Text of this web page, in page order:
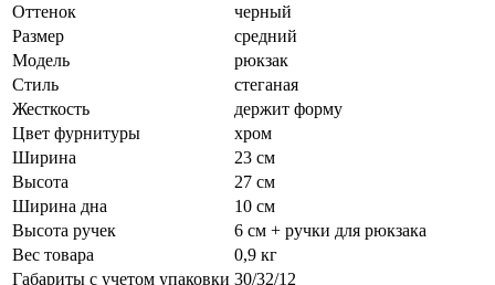
Оттенок
черный
Размер
средний
Модель
рюкзак
Стиль
стеганая
Жесткость
держит форму
Цвет фурнитуры
хром
Ширина
23 см
Высота
27 см
Ширина дна
10 см
Высота ручек
6 см + ручки для рюкзака
Вес товара
0,9 кг
Габариты с учетом упаковки 30/32/12